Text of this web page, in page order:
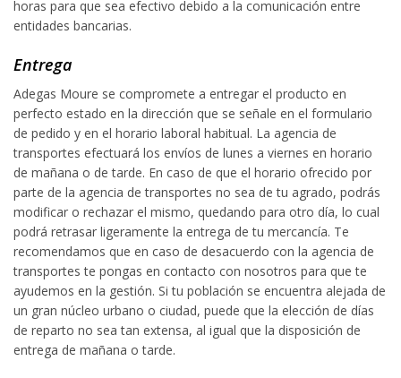
horas para que sea efectivo debido a la comunicación entre
entidades bancarias.
Entrega
Adegas Moure se compromete a entregar el producto en
perfecto estado en la dirección que se señale en el formulario
de pedido y en el horario laboral habitual. La agencia de
transportes efectuará los envíos de lunes a viernes en horario
de mañana o de tarde. En caso de que el horario ofrecido por
parte de la agencia de transportes no sea de tu agrado, podrás
modificar o rechazar el mismo, quedando para otro día, lo cual
podrá retrasar ligeramente la entrega de tu mercancía. Te
recomendamos que en caso de desacuerdo con la agencia de
transportes te pongas en contacto con nosotros para que te
ayudemos en la gestión. Si tu población se encuentra alejada de
un gran núcleo urbano o ciudad, puede que la elección de días
de reparto no sea tan extensa, al igual que la disposición de
entrega de mañana o tarde.